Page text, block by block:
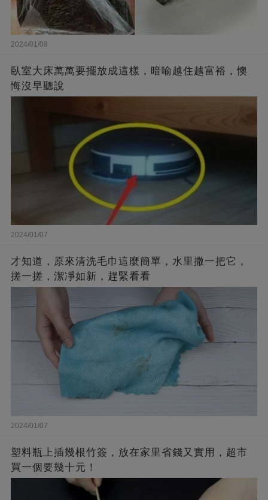
2024/01/08
臥室大床萬萬要擺放成這樣，暗喻越住越富裕，懊
悔沒早聽說
2024/01/07
才知道，原來清洗毛巾這麼簡單，水里撒一把它，
搓一搓，潔凈如新，趕緊看看
2024/01/07
塑料瓶上插幾根竹簽，放在家里省錢又實用，超市
買一個要幾十元！